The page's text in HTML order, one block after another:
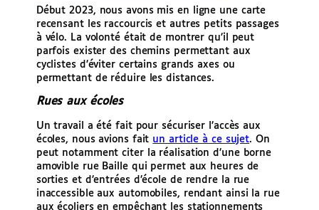
Début 2023, nous avons mis en ligne une carte
recensant les raccourcis et autres petits passages
à vélo. La volonté était de montrer qu’il peut
parfois exister des chemins permettant aux
cyclistes d’éviter certains grands axes ou
permettant de réduire les distances.
Rues aux écoles
Un travail a été fait pour sécuriser l’accès aux
écoles, nous avions fait un article à ce sujet. On
peut notamment citer la réalisation d’une borne
amovible rue Baille qui permet aux heures de
sorties et d’entrées d’école de rendre la rue
inaccessible aux automobiles, rendant ainsi la rue
aux écoliers en empêchant les stationnements